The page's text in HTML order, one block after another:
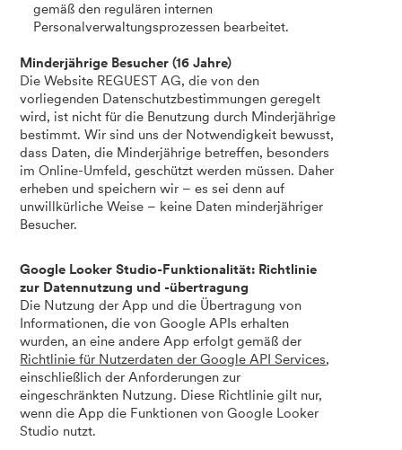
gemäß den regulären internen
Personalverwaltungsprozessen bearbeitet.
Minderjährige Besucher (16 Jahre)
Die Website REGUEST AG, die von den
vorliegenden Datenschutzbestimmungen geregelt
wird, ist nicht für die Benutzung durch Minderjährige
bestimmt. Wir sind uns der Notwendigkeit bewusst,
dass Daten, die Minderjährige betreffen, besonders
im Online-Umfeld, geschützt werden müssen. Daher
erheben und speichern wir – es sei denn auf
unwillkürliche Weise – keine Daten minderjähriger
Besucher.
Google Looker Studio-Funktionalität: Richtlinie
zur Datennutzung und -übertragung
Die Nutzung der App und die Übertragung von
Informationen, die von Google APIs erhalten
wurden, an eine andere App erfolgt gemäß der
Richtlinie für Nutzerdaten der Google API Services,
einschließlich der Anforderungen zur
eingeschränkten Nutzung. Diese Richtlinie gilt nur,
wenn die App die Funktionen von Google Looker
Studio nutzt.